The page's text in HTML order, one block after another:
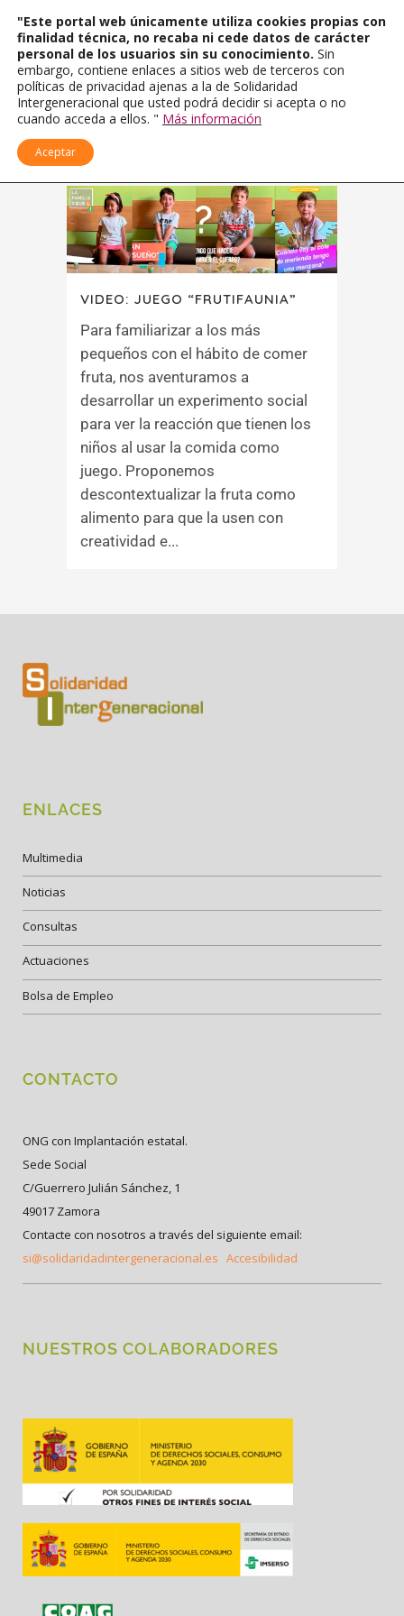
VIDEO: JUEGO “FRUTIFAUNIA”
Para familiarizar a los más
pequeños con el hábito de comer
fruta, nos aventuramos a
desarrollar un experimento social
para ver la reacción que tienen los
niños al usar la comida como
juego. Proponemos
descontextualizar la fruta como
alimento para que la usen con
creatividad e...
ENLACES
Multimedia
Noticias
Consultas
Actuaciones
Bolsa de Empleo
CONTACTO
ONG con Implantación estatal.
Sede Social
C/Guerrero Julián Sánchez, 1
49017 Zamora
Contacte con nosotros a través del siguiente email:
si@solidaridadintergeneracional.es Accesibilidad
NUESTROS COLABORADORES
"Este portal web únicamente utiliza cookies propias con
finalidad técnica, no recaba ni cede datos de carácter
personal de los usuarios sin su conocimiento. Sin
embargo, contiene enlaces a sitios web de terceros con
políticas de privacidad ajenas a la de Solidaridad
Intergeneracional que usted podrá decidir si acepta o no
cuando acceda a ellos. " Más información
Aceptar